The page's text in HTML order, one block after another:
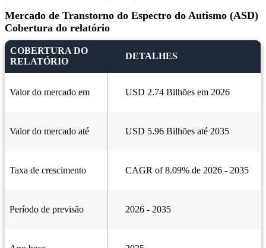
Mercado de Transtorno do Espectro do Autismo (ASD)
Cobertura do relatório
COBERTURA DO
RELATÓRIO
DETALHES
Valor do mercado em USD 2.74 Bilhões em 2026
Valor do mercado até USD 5.96 Bilhões até 2035
Taxa de crescimento CAGR of 8.09% de 2026 - 2035
Período de previsão 2026 - 2035